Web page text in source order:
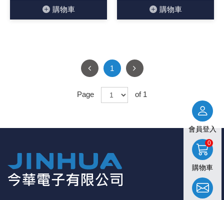
購物⾞ 購物⾞
1
Page of 1
會員登入
購物車
0